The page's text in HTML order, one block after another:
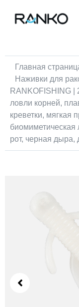
Главная
Наживки для
RANKOFISHING |
ловли корней,
креветки, мягкая
рот, черная дыра,